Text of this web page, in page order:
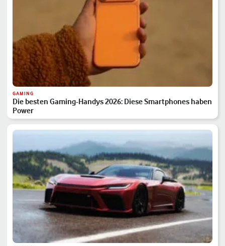
GAMING
Die besten Gaming-Handys 2026: Diese Smartphones haben
Power